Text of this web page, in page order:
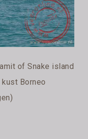
of Snake island
Borneo